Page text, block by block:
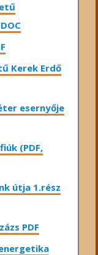
Kerek Erdő
esernyője
(PDF,
útja 1.rész
PDF